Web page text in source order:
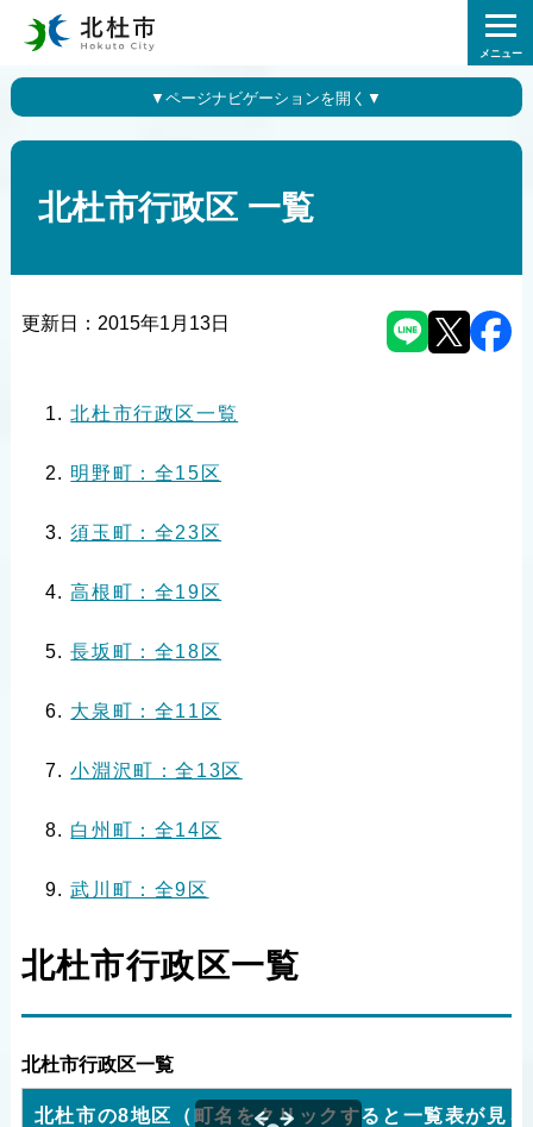
メニュー
北杜市行政区 一覧
更新日： 2015年1月13日
北杜市行政区一覧
明野町：全15区
須玉町：全23区
高根町：全19区
長坂町：全18区
大泉町：全11区
小淵沢町：全13区
白州町：全14区
武川町：全9区
北杜市行政区一覧
北杜市行政区一覧
北杜市の8地区（町名をクリックすると一覧表が見